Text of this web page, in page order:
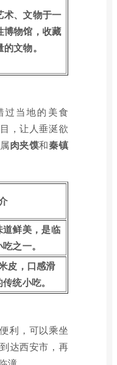
术、文物于一
博物馆，收藏
文物。
过当地的美食
，让人垂涎欲
肉夹馍和秦镇
鲜美，是临
之一。
皮，口感滑
统小吃。
利，可以乘坐
达西安市，再